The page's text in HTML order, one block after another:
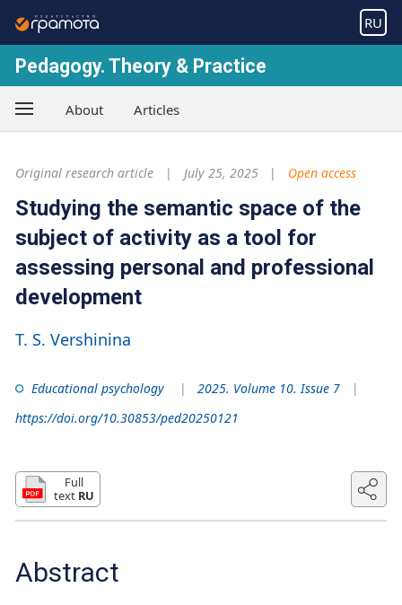
RU
Pedagogy. Theory & Practice
About Articles
Original research article July 25, 2025 Open access
Studying the semantic space of the
subject of activity as a tool for
assessing personal and professional
development
T. S. Vershinina
Educational psychology
2025. Volume 10. Issue 7
https://doi.org/10.30853/ped20250121
Full
text RU
Abstract